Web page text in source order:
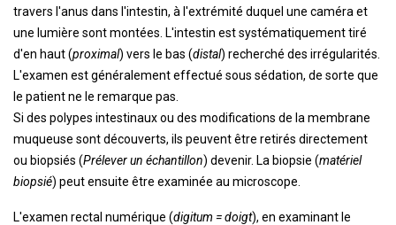
travers l'anus dans l'intestin, à l'extrémité duquel une caméra et
une lumière sont montées. L'intestin est systématiquement tiré
d'en haut (proximal) vers le bas (distal) recherché des irrégularités.
L'examen est généralement effectué sous sédation, de sorte que
le patient ne le remarque pas.
Si des polypes intestinaux ou des modifications de la membrane
muqueuse sont découverts, ils peuvent être retirés directement
ou biopsiés (Prélever un échantillon) devenir. La biopsie (matériel
biopsié) peut ensuite être examinée au microscope.
L'examen rectal numérique (digitum = doigt), en examinant le